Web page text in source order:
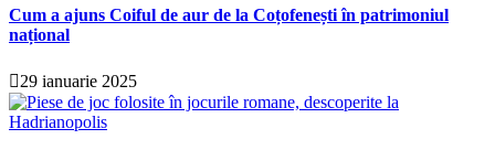
Cum a ajuns Coiful de aur de la Coțofenești în patrimoniul
național
29 ianuarie 2025